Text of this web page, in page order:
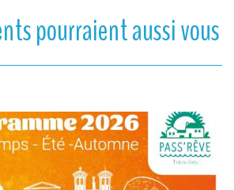
pourraient aussi vous